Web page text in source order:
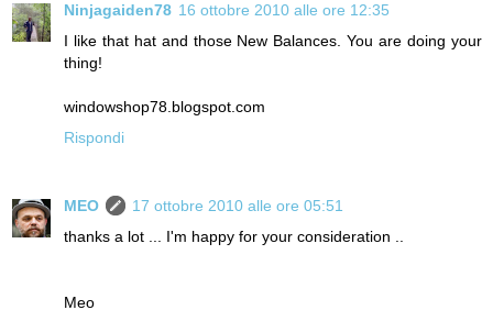
Ninjagaiden78 16 ottobre 2010 alle ore 12:35
I like that hat and those New Balances. You are doing your
thing!
windowshop78.blogspot.com
Rispondi
MEO
17 ottobre 2010 alle ore 05:51
thanks a lot ... I'm happy for your consideration ..
Meo